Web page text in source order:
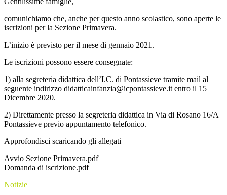
comunichiamo che, anche per questo anno scolastico, sono aperte le
iscrizioni per la Sezione Primavera.
L’inizio è previsto per il mese di gennaio 2021.
Le iscrizioni possono essere consegnate:
1) alla segreteria didattica dell’I.C. di Pontassieve tramite mail al
seguente indirizzo didatticainfanzia@icpontassieve.it entro il 15
Dicembre 2020.
2) Direttamente presso la segreteria didattica in Via di Rosano 16/A
Pontassieve previo appuntamento telefonico.
Approfondisci scaricando gli allegati
Avvio Sezione Primavera.pdf
Domanda di iscrizione.pdf
Notizie